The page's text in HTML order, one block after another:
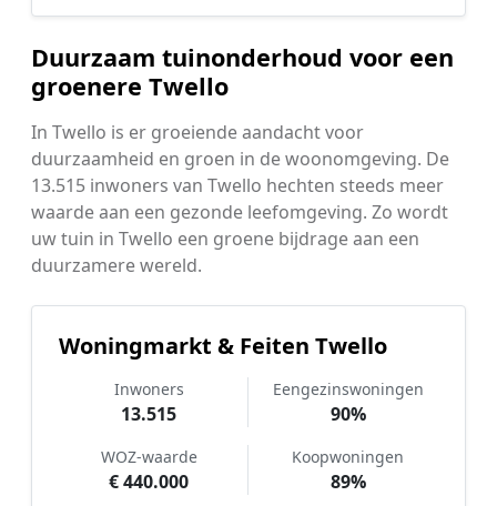
Duurzaam tuinonderhoud voor een
groenere Twello
In Twello is er groeiende aandacht voor
duurzaamheid en groen in de woonomgeving. De
13.515 inwoners van Twello hechten steeds meer
waarde aan een gezonde leefomgeving. Zo wordt
uw tuin in Twello een groene bijdrage aan een
duurzamere wereld.
Woningmarkt & Feiten Twello
Inwoners
13.515
Eengezinswoningen
90%
WOZ-waarde
€ 440.000
Koopwoningen
89%